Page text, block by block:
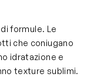
formule. Le
che coniugano
idratazione e
texture sublimi.